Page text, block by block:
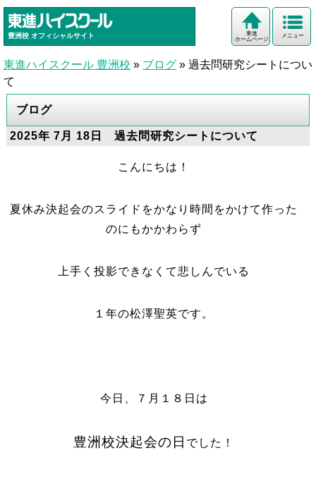
豊洲校 オフィシャルサイト メニュー
東進
ホームページ
東進ハイスクール 豊洲校 » ブログ » 過去問研究シートについ
て
ブログ
2025年 7月 18日 過去問研究シートについて
こんにちは！
夏休み決起会のスライドをかなり時間をかけて作った
のにもかかわらず
上手く投影できなくて悲しんでいる
１年の松澤聖英です。
今日、７月１８日は
豊洲校決起会の日 でした！